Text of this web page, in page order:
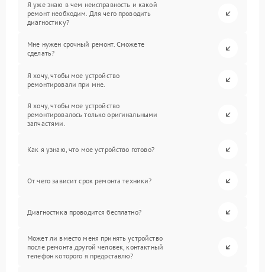
Я уже знаю в чем неисправность и какой
ремонт необходим. Для чего проводить
диагностику?
Мне нужен срочный ремонт. Сможете
сделать?
Я хочу, чтобы мое устройство
ремонтировали при мне.
Я хочу, чтобы мое устройство
ремонтировалось только оригинальными
запчастями.
Как я узнаю, что мое устройство готово?
От чего зависит срок ремонта техники?
Диагностика проводится бесплатно?
Может ли вместо меня принять устройство
после ремонта другой человек, контактный
телефон которого я предоставлю?